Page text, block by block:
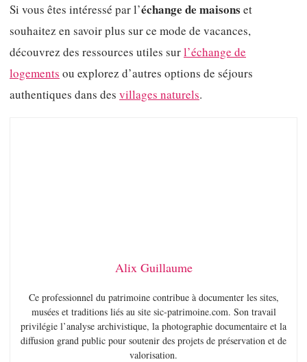
Si vous êtes intéressé par l’échange de maisons et
souhaitez en savoir plus sur ce mode de vacances,
découvrez des ressources utiles surl’échange de
logements ou explorez d’autres options de séjours
authentiques dans des villages naturels.
Alix Guillaume
Ce professionnel du patrimoine contribue à documenter les sites,
musées et traditions liés au site sic-patrimoine.com. Son travail
privilégie l’analyse archivistique, la photographie documentaire et la
diffusion grand public pour soutenir des projets de préservation et de
valorisation.